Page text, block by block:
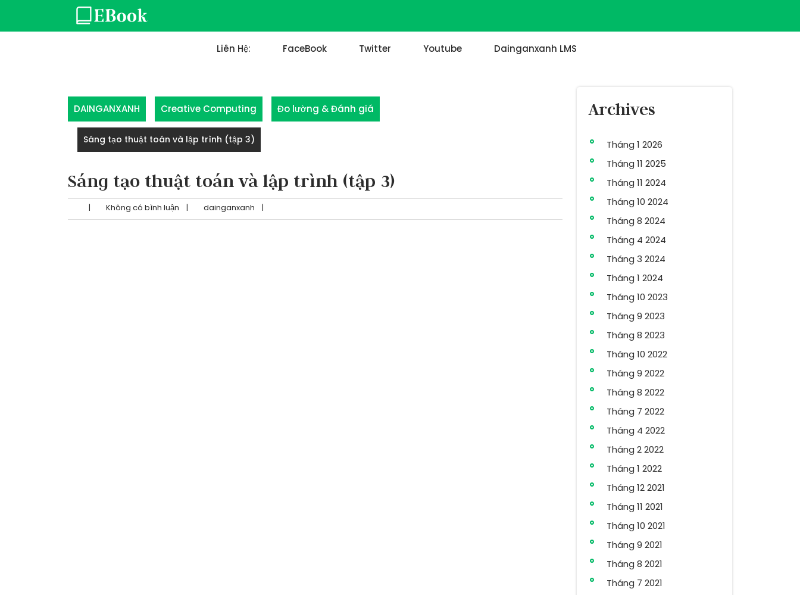
content
Liên Hệ:
FaceBook Twitter Youtube Dainganxanh LMS
DAINGANXANH Creative Computing Đo lường & Đánh giá
Sáng tạo thuật toán và lập trình (tập 3)
Sáng tạo thuật toán và lập trình (tập 3)
| Không có bình luận | dainganxanh |
Archives
Tháng 1 2026
Tháng 11 2025
Tháng 11 2024
Tháng 10 2024
Tháng 8 2024
Tháng 4 2024
Tháng 3 2024
Tháng 1 2024
Tháng 10 2023
Tháng 9 2023
Tháng 8 2023
Tháng 10 2022
Tháng 9 2022
Tháng 8 2022
Tháng 7 2022
Tháng 4 2022
Tháng 2 2022
Tháng 1 2022
Tháng 12 2021
Tháng 11 2021
Tháng 10 2021
Tháng 9 2021
Tháng 8 2021
Tháng 7 2021